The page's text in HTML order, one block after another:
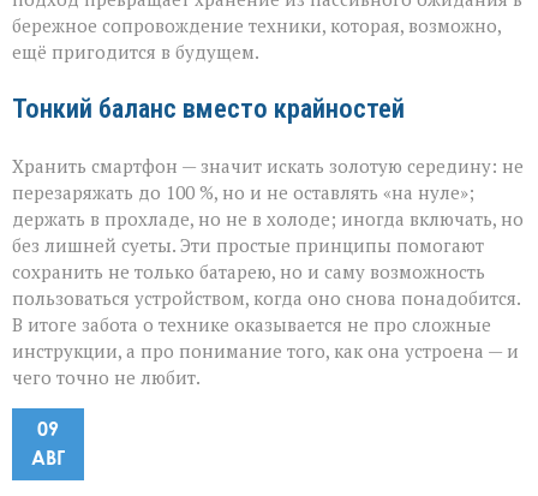
бережное сопровождение техники, которая, возможно,
ещё пригодится в будущем.
Тонкий баланс вместо крайностей
Хранить смартфон — значит искать золотую середину: не
перезаряжать до 100 %, но и не оставлять «на нуле»;
держать в прохладе, но не в холоде; иногда включать, но
без лишней суеты. Эти простые принципы помогают
сохранить не только батарею, но и саму возможность
пользоваться устройством, когда оно снова понадобится.
В итоге забота о технике оказывается не про сложные
инструкции, а про понимание того, как она устроена — и
чего точно не любит.
09
АВГ